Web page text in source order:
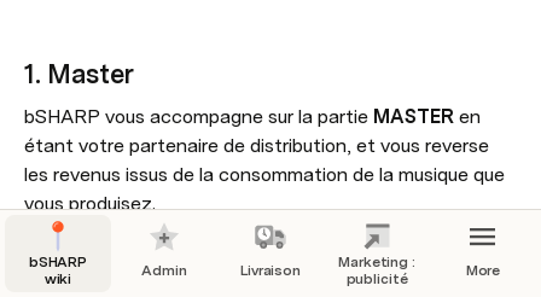
1. Master
bSHARP vous accompagne sur la partie MASTER en
étant votre partenaire de distribution, et vous reverse
les revenus issus de la consommation de la musique que
vous produisez.
Il y a un second type de revenus auxquels vous êtes
bSHARP
wiki
Admin Livraison
Marketing :
publicité
More